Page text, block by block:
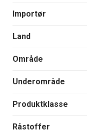
Importør
Land
Område
Underområde
Produktklasse
Råstoffer